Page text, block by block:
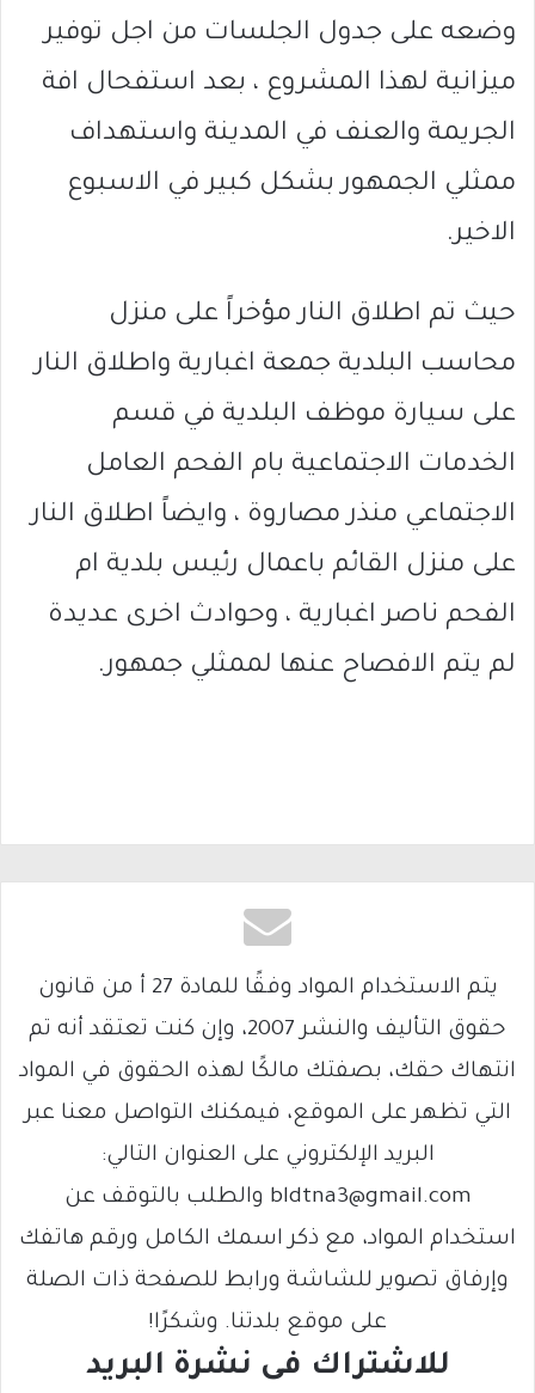
وضعه على جدول الجلسات من اجل توفير
ميزانية لهذا المشروع ، بعد استفحال افة
الجريمة والعنف في المدينة واستهداف
ممثلي الجمهور بشكل كبير في الاسبوع
الاخير.
حيث تم اطلاق النار مؤخراً على منزل
محاسب البلدية جمعة اغبارية واطلاق النار
على سيارة موظف البلدية في قسم
الخدمات الاجتماعية بام الفحم العامل
الاجتماعي منذر مصاروة ، وايضاً اطلاق النار
على منزل القائم باعمال رئيس بلدية ام
الفحم ناصر اغبارية ، وحوادث اخرى عديدة
لم يتم الافصاح عنها لممثلي جمهور.
يتم الاستخدام المواد وفقًا للمادة 27 أ من قانون
حقوق التأليف والنشر 2007، وإن كنت تعتقد أنه تم
انتهاك حقك، بصفتك مالكًا لهذه الحقوق في المواد
التي تظهر على الموقع، فيمكنك التواصل معنا عبر
البريد الإلكتروني على العنوان التالي:
bldtna3@gmail.com والطلب بالتوقف عن
استخدام المواد، مع ذكر اسمك الكامل ورقم هاتفك
وإرفاق تصوير للشاشة ورابط للصفحة ذات الصلة
على موقع بلدتنا. وشكرًا!
للاشتراك فى نشرة البريد